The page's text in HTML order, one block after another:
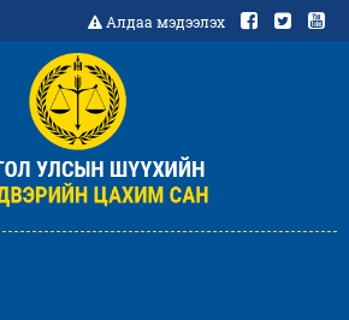
Алдаа мэдээлэх